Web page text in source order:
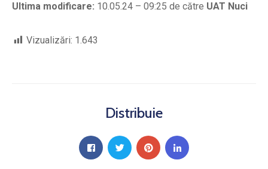
Ultima modificare: 10.05.24 – 09:25 de către UAT Nuci
Vizualizări: 1.643
Distribuie